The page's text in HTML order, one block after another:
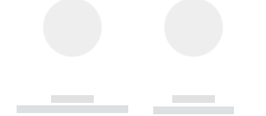
------------
----------- ----------- --------
------------
----------- -----------